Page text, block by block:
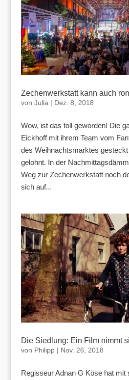
Zechenwerkstatt kann auch
von Julia | Dez. 8, 2018
Wow, ist das toll geworden! Die
Eickhoff mit ihrem Team vom
des Weihnachtsmarktes
gelohnt. In der
Weg zur Zechenwerkstatt noch
sich auf...
Die Siedlung: Ein Film nimmt
von Philipp| Nov. 26, 2018
Regisseur Adnan G Köse hat mit